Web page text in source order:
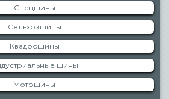
Спецшины
Сельхозшины
Квадрошины
шины
Мотошины